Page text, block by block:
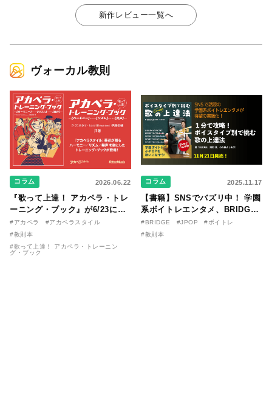
新作レビュー一覧へ
ヴォーカル教則
コラム 2026.06.22
『歌って上達！ アカペラ・トレ
ーニング・ブック』が6/23に発
売！ 課題曲音源・音取り用アプ
リを公開。
#アカペラ
#アカペラスタイル
#教則本
#歌って上達！ アカペラ・トレーニン
グ・ブック
コラム 2025.11.17
【書籍】SNSでバズリ中！ 学園
系ボイトレエンタメ、BRIDGE
が届ける教則本『１分で攻略！
ボイスタイプ別で挑む歌の上達
#BRIDGE #JPOP
#ボイトレ
#教則本